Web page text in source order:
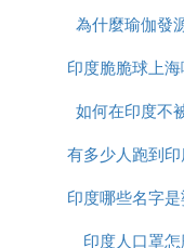
1、沙俄雖然領土
易被挑釁的。所
①單靠伊朗肯定是
不弱小。在英國
的競爭對手，英
為什麼瑜伽發
印度脆脆球上
如何在印度不
有多少人跑到
印度哪些名字
種姓
印度人口罩